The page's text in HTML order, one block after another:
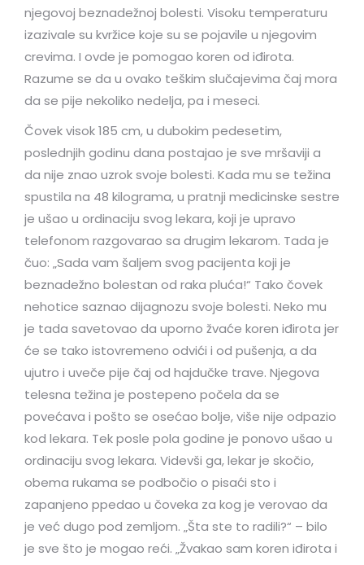
njegovoj beznadežnoj bolesti. Visoku temperaturu
izazivale su kvržice koje su se pojavile u njegovim
crevima. I ovde je pomogao koren od iđirota.
Razume se da u ovako teškim slučajevima čaj mora
da se pije nekoliko nedelja, pa i meseci.
Čovek visok 185 cm, u dubokim pedesetim,
poslednjih godinu dana postajao je sve mršaviji a
da nije znao uzrok svoje bolesti. Kada mu se težina
spustila na 48 kilograma, u pratnji medicinske sestre
je ušao u ordinaciju svog lekara, koji je upravo
telefonom razgovarao sa drugim lekarom. Tada je
čuo: „Sada vam šaljem svog pacijenta koji je
beznadežno bolestan od raka pluća!“ Tako čovek
nehotice saznao dijagnozu svoje bolesti. Neko mu
je tada savetovao da uporno žvaće koren iđirota jer
će se tako istovremeno odvići i od pušenja, a da
ujutro i uveče pije čaj od hajdučke trave. Njegova
telesna težina je postepeno počela da se
povećava i pošto se osećao bolje, više nije odpazio
kod lekara. Tek posle pola godine je ponovo ušao u
ordinaciju svog lekara. Videvši ga, lekar je skočio,
obema rukama se podbočio o pisaći sto i
zapanjeno ppedao u čoveka za kog je verovao da
je već dugo pod zemljom. „Šta ste to radili?“ – bilo
je sve što je mogao reći. „Žvakao sam koren iđirota i